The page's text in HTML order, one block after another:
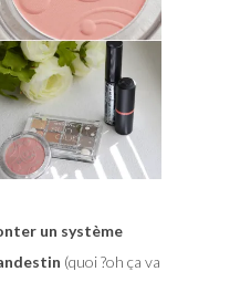
un système
(quoi ?oh ça va